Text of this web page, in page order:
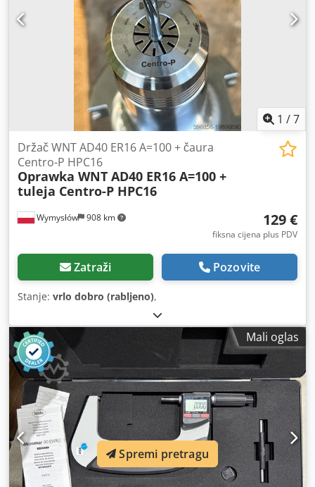
1 /7
Wymysłów 908 km
Držač WNT AD40 ER16 A=100 + čaura
Centro-P HPC16
Oprawka WNT AD40 ER16 A=100 +
tuleja Centro-P HPC16
129 €
fiksna cijena plus PDV
Zatraži Pozovite
Stanje: vrlo dobro (rabljeno),
Mali oglas
Spremi pretragu